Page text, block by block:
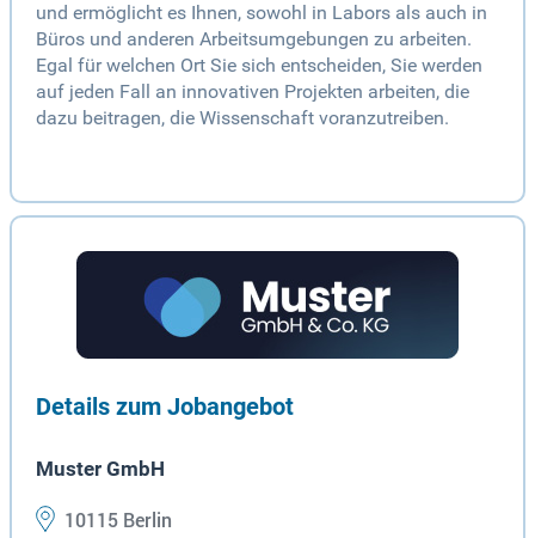
und ermöglicht es Ihnen, sowohl in Labors als auch in
Büros und anderen Arbeitsumgebungen zu arbeiten.
Egal für welchen Ort Sie sich entscheiden, Sie werden
auf jeden Fall an innovativen Projekten arbeiten, die
dazu beitragen, die Wissenschaft voranzutreiben.
Details zum Jobangebot
Muster GmbH
10115 Berlin